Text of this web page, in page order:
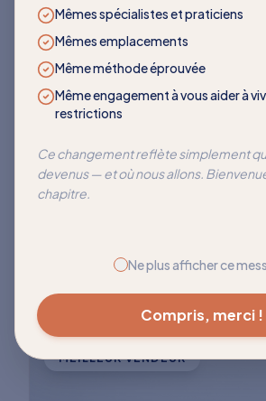
Mêmes spécialistes et praticiens
Mêmes emplacements
Même méthode éprouvée
Même engagement à vous aider à
restrictions
Ce changement reflète simplement
devenus — et où nous allons.
chapitre.
Ne plus afficher ce
Compris, merci !
LES PLUS DEMANDÉS
Des
transforment
Rejoignez des milliers de
réussi à réentraîner leur
de réagir à ces
Explorer tous les
MEILLEUR VENDEUR